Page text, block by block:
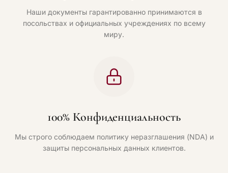
Наши документы гарантированно принимаются в
посольствах и официальных учреждениях по всему
миру.
100% Конфиденциальность
Мы строго соблюдаем политику неразглашения (NDA) и
защиты персональных данных клиентов.